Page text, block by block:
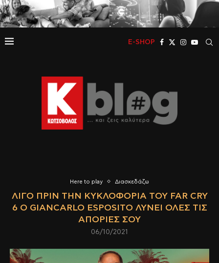
E-SHOP
Here to play Διασκεδάζω
ΛΊΓΟ ΠΡΙΝ ΤΗΝ ΚΥΚΛΟΦΟΡΊΑ ΤΟΥ FAR CRY
6 Ο GIANCARLO ESPOSITO ΛΎΝΕΙ ΌΛΕΣ ΤΙΣ
ΑΠΟΡΊΕΣ ΣΟΥ
06/10/2021